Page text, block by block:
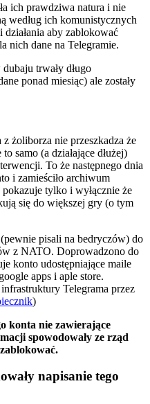
ich prawdziwa natura i nie
według ich komunistycznych
działania aby zablokować
nich dane na Telegramie.
trwały długo
ponad miesiąc) ale zostały
żoliborza nie przeszkadza że
samo (a działające dłużej)
To że następnego dnia
i zamieściło archiwum
tylko i wyłącznie że
się do większej gry (o tym
pisali na bedryczów) do
z NATO. Doprowadzono do
konto udostępniające maile
apps i aple store.
Telegrama przez
)
konta nie zawierające
spowodowały ze rząd
napisanie tego